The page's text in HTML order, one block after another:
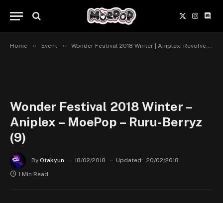
X
(Twitter)
Home » Event » Wonder Festival 2018 Winter | Aniplex, Revolve, Stronger, Easy Eight, PlusOne
Wonder Festival 2018 Winter –
Aniplex – MoePop – Ruru-Berryz
(9)
By Otakyun 18/02/2018 Updated: 20/02/2018
1 Min Read